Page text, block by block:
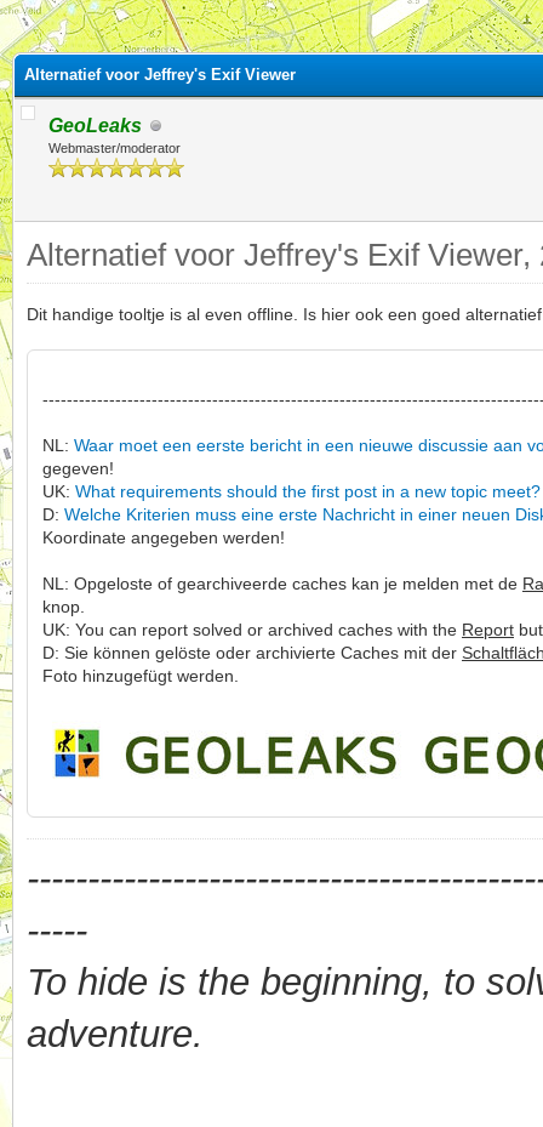
waardering is 2.33
Alternatief voor Jeffrey's Exif Viewer
GeoLeaks
Webmaster/moderator
Alternatief voor Jeffrey's Exif Viewer,
Dit handige tooltje is al even offline. Is hier ook een goed
NL: Waar moet een eerste bericht in een nieuwe discussie aan
gegeven!
UK: What requirements should the first post in a new topic meet?
D: Welche Kriterien muss eine erste Nachricht in einer neuen
Koordinate angegeben werden!
NL: Opgeloste of gearchiveerde caches kan je melden met de
knop.
UK: You can report solved or archived caches with the Report
D: Sie können gelöste oder archivierte Caches mit der
Foto hinzugefügt werden.
-----
To hide is the beginning, to
adventure.